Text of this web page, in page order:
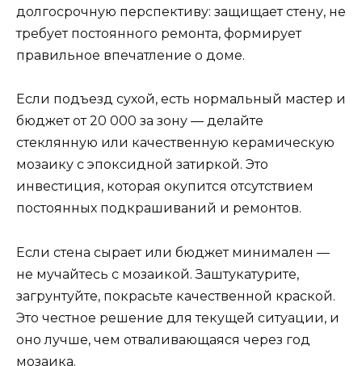
долгосрочную перспективу: защищает стену, не
требует постоянного ремонта, формирует
правильное впечатление о доме.
Если подъезд сухой, есть нормальный мастер и
бюджет от 20 000 за зону — делайте
стеклянную или качественную керамическую
мозаику с эпоксидной затиркой. Это
инвестиция, которая окупится отсутствием
постоянных подкрашиваний и ремонтов.
Если стена сырает или бюджет минимален —
не мучайтесь с мозаикой. Заштукатурите,
загрунтуйте, покрасьте качественной краской.
Это честное решение для текущей ситуации, и
оно лучше, чем отваливающаяся через год
мозаика.